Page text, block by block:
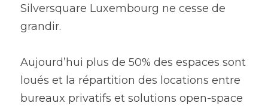
Silversquare Luxembourg ne cesse de
grandir.
Aujourd’hui plus de 50% des espaces sont
loués et la répartition des locations entre
bureaux privatifs et solutions open-space